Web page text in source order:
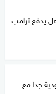
يدفع ترامب
جدا مع